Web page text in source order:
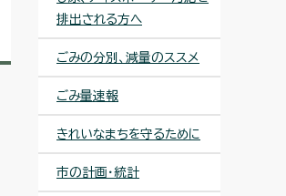
排出される方へ
ごみの分別、減量のススメ
ごみ量速報
きれいなまちを守るために
市の計画・統計